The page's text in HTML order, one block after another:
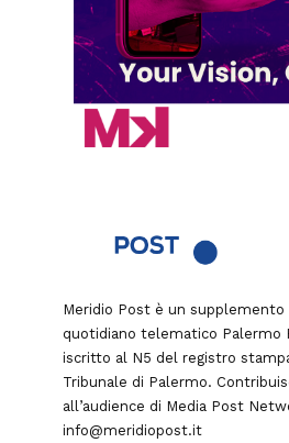
Meridio Post è un supplemento
quotidiano telematico Palermo
iscritto al N5 del registro
Tribunale di Palermo.
all’audience di Media Post
info@meridiopost.it